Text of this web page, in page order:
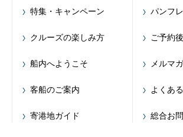
特集・キャンペーン
クルーズの楽しみ方
船内へようこそ
客船のご案内
寄港地ガイド
パンフ
ご予約
メルマ
よくあ
総合お